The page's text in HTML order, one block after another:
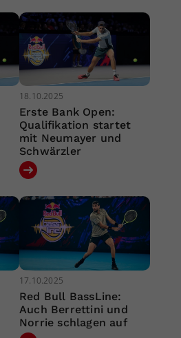
18.10.2025
Erste Bank Open:
Qualifikation startet
mit Neumayer und
Schwärzler
17.10.2025
Red Bull BassLine:
Auch Berrettini und
Norrie schlagen auf